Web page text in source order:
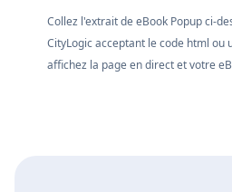
Collez l'extrait de eBook Popup ci-
CityLogic acceptant le code html
affichez la page en direct et votre